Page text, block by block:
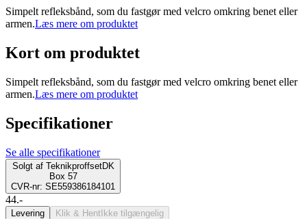
Simpelt refleksbånd, som du fastgør med velcro omkring benet eller
armen.Læs mere om produktet
Kort om produktet
Simpelt refleksbånd, som du fastgør med velcro omkring benet eller
armen.Læs mere om produktet
Specifikationer
Se alle specifikationer
Solgt af TeknikproffsetDK
Box 57
CVR-nr: SE559386184101
44.-
Levering Klik & Hent Ikke tilgængelig